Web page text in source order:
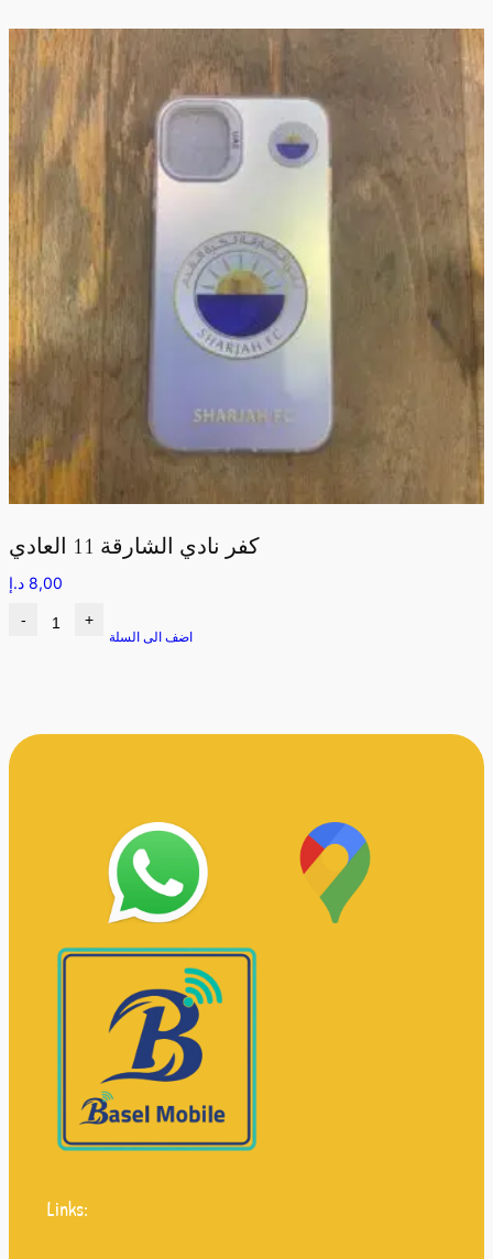
كفر نادي الشارقة 11 العادي
8,00 د.إ
- +
اضف الى السلة
Links: